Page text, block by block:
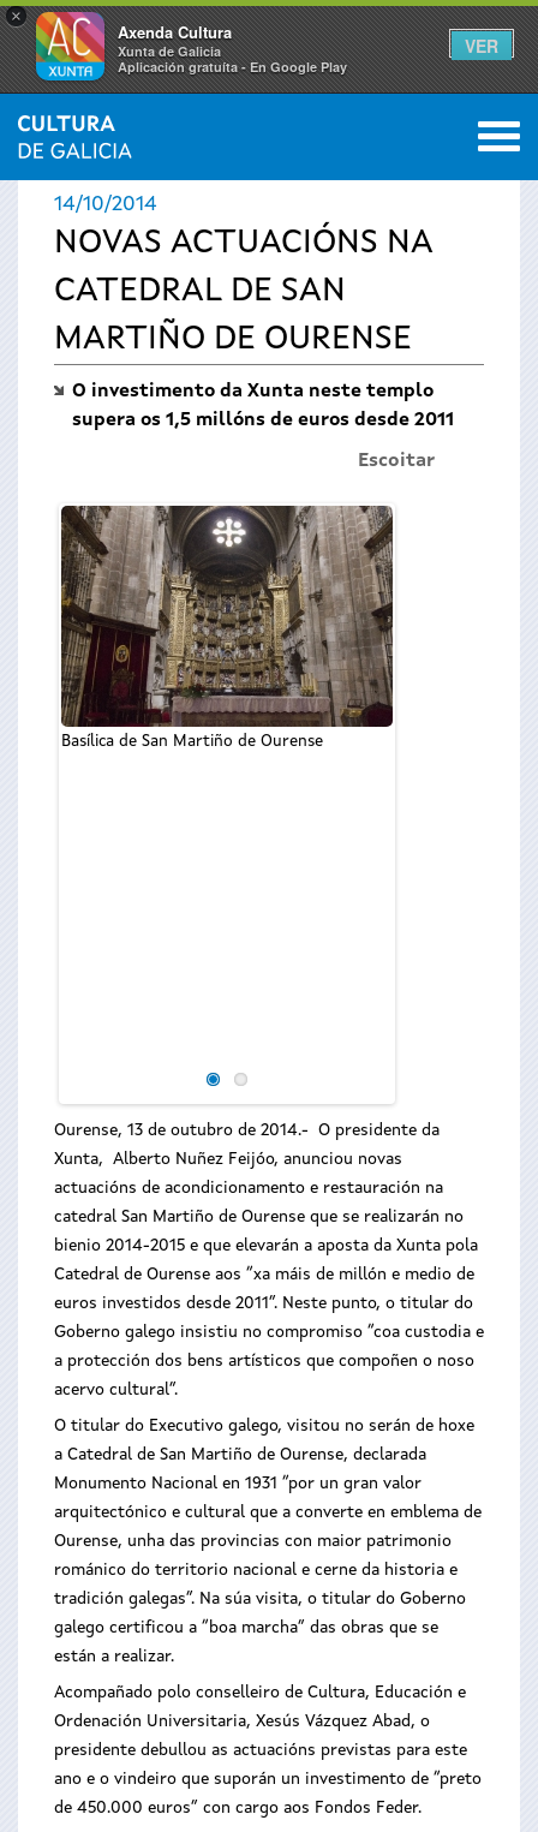
×
Axenda Cultura
Xunta de Galicia
Aplicación gratuíta - En Google Play
VER
Vostede
está
aquí
INICIO › ACTUALIDADE 0
14/10/2014
NOVAS ACTUACIÓNS NA
CATEDRAL DE SAN
MARTIÑO DE OURENSE
O investimento da Xunta neste templo
supera os 1,5 millóns de euros desde 2011
Escoitar
Basílica de San Martiño de Ourense
Ourense, 13 de outubro de 2014.- O presidente da
Xunta, Alberto Nuñez Feijóo, anunciou novas
actuacións de acondicionamento e restauración na
catedral San Martiño de Ourense que se realizarán no
bienio 2014-2015 e que elevarán a aposta da Xunta pola
Catedral de Ourense aos “xa máis de millón e medio de
euros investidos desde 2011”. Neste punto, o titular do
Goberno galego insistiu no compromiso “coa custodia e
a protección dos bens artísticos que compoñen o noso
acervo cultural”.
O titular do Executivo galego, visitou no serán de hoxe
a Catedral de San Martiño de Ourense, declarada
Monumento Nacional en 1931 “por un gran valor
arquitectónico e cultural que a converte en emblema de
Ourense, unha das provincias con maior patrimonio
románico do territorio nacional e cerne da historia e
tradición galegas”. Na súa visita, o titular do Goberno
galego certificou a “boa marcha” das obras que se
están a realizar.
Acompañado polo conselleiro de Cultura, Educación e
Ordenación Universitaria, Xesús Vázquez Abad, o
presidente debullou as actuacións previstas para este
ano e o vindeiro que suporán un investimento de “preto
de 450.000 euros” con cargo aos Fondos Feder.